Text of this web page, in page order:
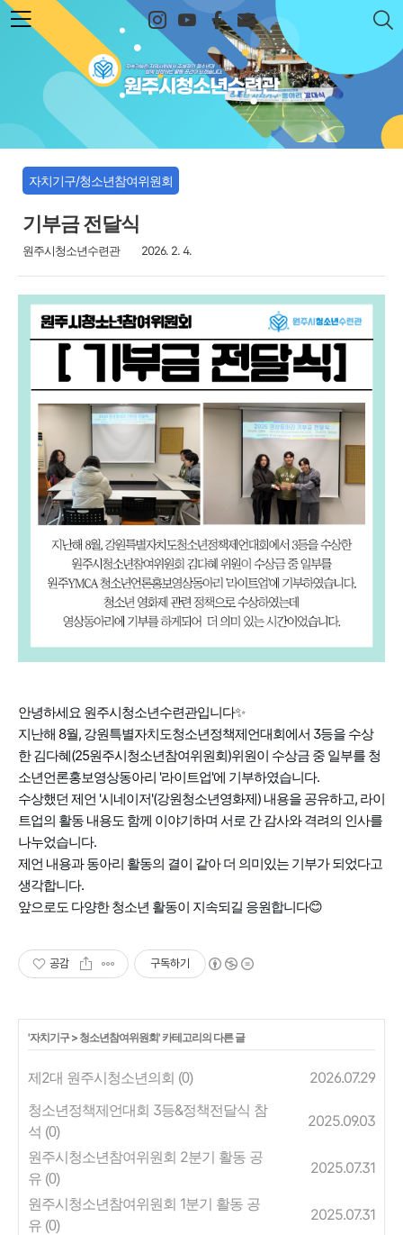
본문 바로가기
원주시청소년수련관
자치기구/청소년참여위원회
기부금 전달식
원주시청소년수련관 2026. 2. 4.
안녕하세요 원주시청소년수련관입니다✨
지난해 8월, 강원특별자치도청소년정책제언대회에서 3등을 수상
한 김다혜(25원주시청소년참여위원회)위원이 수상금 중 일부를 청
소년언론홍보영상동아리 '라이트업'에 기부하였습니다.
수상했던 제언 '시네이저'(강원청소년영화제) 내용을 공유하고, 라이
트업의 활동 내용도 함께 이야기하며 서로 간 감사와 격려의 인사를
나누었습니다.
제언 내용과 동아리 활동의 결이 같아 더 의미있는 기부가 되었다고
생각합니다.
앞으로도 다양한 청소년 활동이 지속되길 응원합니다😊
공감 구독하기
'자치기구> 청소년참여위원회' 카테고리의 다른 글
제2대 원주시청소년의회 (0)
2026.07.29
청소년정책제언대회 3등&정책전달식 참
석 (0)
2025.09.03
원주시청소년참여위원회 2분기 활동 공
유 (0)
2025.07.31
원주시청소년참여위원회 1분기 활동 공
유 (0)
2025.07.31